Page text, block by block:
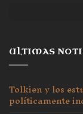
ULTIMAS
Tolkien y los
políticamente